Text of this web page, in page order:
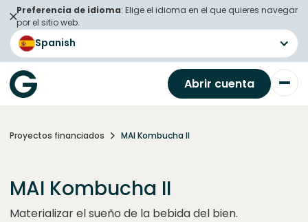
Preferencia de idioma: Elige el idioma en el que quieres navegar
por el sitio web.
Spanish
Abrir cuenta
Proyectos financiados MAI Kombucha II
MAI Kombucha II
Materializar el sueño de la bebida del bien.